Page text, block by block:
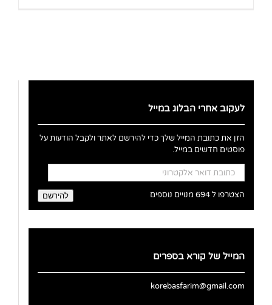
לעקוב אחרי הבלוג במייל
הזן את כתובת המייל שלך כדי להירשם לאתר ולקבל הודעות על
פוסטים חדשים במייל.
כתובת
דואר
אלקטרוני
להירשם הצטרפו ל 694 מנויים נוספים
המייל של קורא בספרים
korebasfarim@gmail.com